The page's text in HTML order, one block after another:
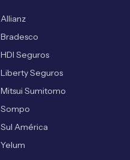
Allianz
Bradesco
HDI Seguros
Liberty Seguros
Mitsui Sumitomo
Sompo
Sul América
Yelum